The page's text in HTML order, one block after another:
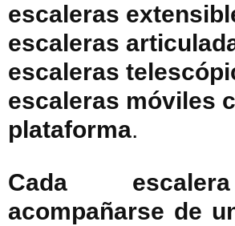
escaleras
escaleras
escaleras
escaleras móviles
plataforma.
Cada
acompañarse de